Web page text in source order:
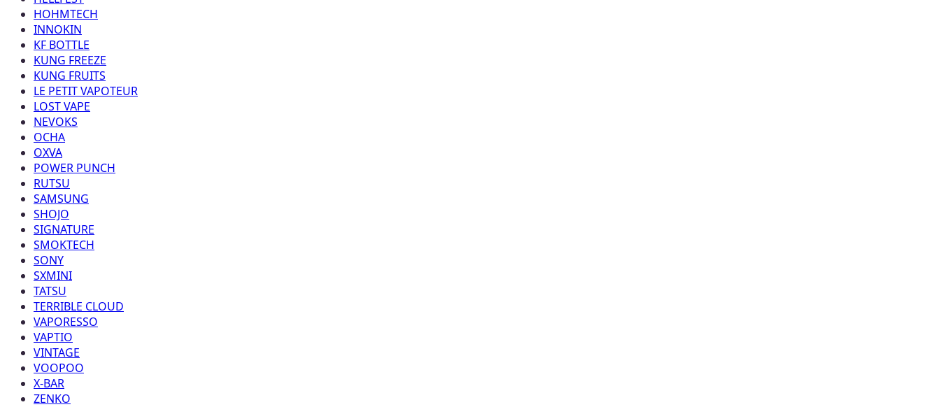
HOHMTECH
INNOKIN
KF BOTTLE
KUNG FREEZE
KUNG FRUITS
LE PETIT VAPOTEUR
LOST VAPE
NEVOKS
OCHA
OXVA
POWER PUNCH
RUTSU
SAMSUNG
SHOJO
SIGNATURE
SMOKTECH
SONY
SXMINI
TATSU
TERRIBLE CLOUD
VAPORESSO
VAPTIO
VINTAGE
VOOPOO
X-BAR
ZENKO